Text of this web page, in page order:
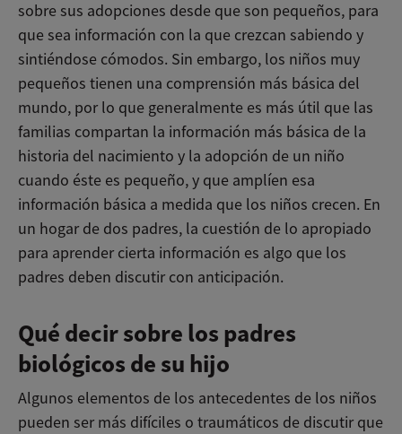
sobre sus adopciones desde que son pequeños, para
que sea información con la que crezcan sabiendo y
sintiéndose cómodos. Sin embargo, los niños muy
pequeños tienen una comprensión más básica del
mundo, por lo que generalmente es más útil que las
familias compartan la información más básica de la
historia del nacimiento y la adopción de un niño
cuando éste es pequeño, y que amplíen esa
información básica a medida que los niños crecen. En
un hogar de dos padres, la cuestión de lo apropiado
para aprender cierta información es algo que los
padres deben discutir con anticipación.
Qué decir sobre los padres
biológicos de su hijo
Algunos elementos de los antecedentes de los niños
pueden ser más difíciles o traumáticos de discutir que